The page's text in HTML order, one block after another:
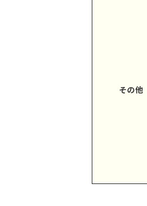
その他